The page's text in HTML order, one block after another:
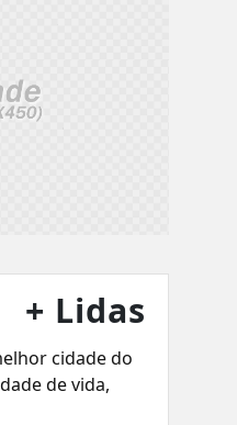
+ Lidas
cidade do
de vida,